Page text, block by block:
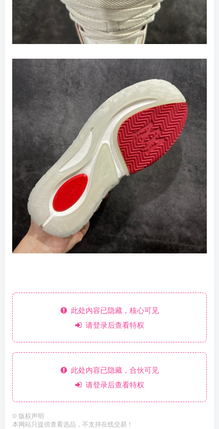
此处内容已隐藏，核心可见
请登录后查看特权
此处内容已隐藏，合伙可见
请登录后查看特权
© 版权声明
本网站只提供查看选品，不支持在线交易！